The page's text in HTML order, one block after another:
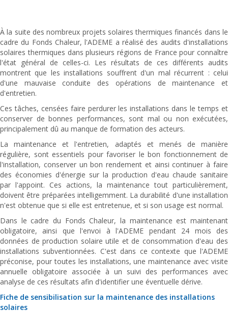
À la suite des nombreux projets solaires thermiques financés dans le
cadre du Fonds Chaleur, l'ADEME a réalisé des audits d'installations
solaires thermiques dans plusieurs régions de France pour connaître
l'état général de celles-ci. Les résultats de ces différents audits
montrent que les installations souffrent d'un mal récurrent : celui
d'une mauvaise conduite des opérations de maintenance et
d'entretien.
Ces tâches, censées faire perdurer les installations dans le temps et
conserver de bonnes performances, sont mal ou non exécutées,
principalement dû au manque de formation des acteurs.
La maintenance et l'entretien, adaptés et menés de manière
régulière, sont essentiels pour favoriser le bon fonctionnement de
l'installation, conserver un bon rendement et ainsi continuer à faire
des économies d'énergie sur la production d'eau chaude sanitaire
par l'appoint. Ces actions, la maintenance tout particulièrement,
doivent être préparées intelligemment. La durabilité d'une installation
n'est obtenue que si elle est entretenue, et si son usage est normal.
Dans le cadre du Fonds Chaleur, la maintenance est maintenant
obligatoire, ainsi que l'envoi à l'ADEME pendant 24 mois des
données de production solaire utile et de consommation d'eau des
installations subventionnées. C'est dans ce contexte que l'ADEME
préconise, pour toutes les installations, une maintenance avec visite
annuelle obligatoire associée à un suivi des performances avec
analyse de ces résultats afin d'identifier une éventuelle dérive.
Fiche de sensibilisation sur la maintenance des installations
solaires